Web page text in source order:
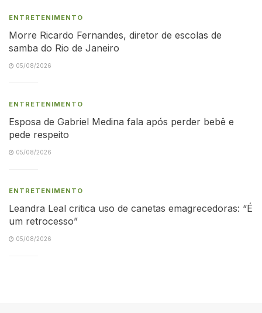
ENTRETENIMENTO
Morre Ricardo Fernandes, diretor de escolas de
samba do Rio de Janeiro
05/08/2026
ENTRETENIMENTO
Esposa de Gabriel Medina fala após perder bebê e
pede respeito
05/08/2026
ENTRETENIMENTO
Leandra Leal critica uso de canetas emagrecedoras: “É
um retrocesso”
05/08/2026